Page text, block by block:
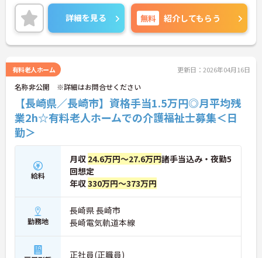
クオフミーティング等、風通し良く温かいコミュニ
ケーションを育む環境が整っています。
◆若手～中高年まで幅広い年代が活躍中！短時間正
社員制度などライフスタイルに合わせた柔軟な働き
方が可能です。産休・育休の取得を推進しており、
付金＋（プラス）」をご用意。子育て世代のキャリ
アを強力に支援します。
◆働きながら成長！資格取得を最大10万円補助 多職
種連携で専門知識が磨けるチームケア実践 頑張りや
スキルが給与・役職にしっかり反映。 明確なキャリ
アパス制度が整っている環境で、 目標を持って長く
活躍できます！
詳細を見る 無料 紹介してもらう
有料老人ホーム 更新日：2026年04月16日
名称非公開 ※詳細はお問合せください
【長崎県／長崎市】資格手当1.5万円◎月平均残
業2h☆有料老人ホームでの介護福祉士募集＜日
勤＞
給料
月収 24.6万円～27.6万円諸手当込み・夜勤5
回想定
年収330万円～373万円
勤務地
長崎県 長崎市
長崎電気軌道本線
正社員(正職員)